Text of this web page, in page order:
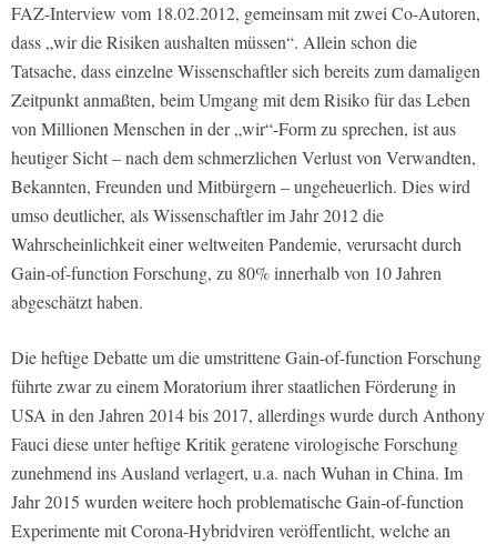
FAZ-Interview vom 18.02.2012, gemeinsam mit zwei Co-Autoren,
dass „wir die Risiken aushalten müssen“. Allein schon die
Tatsache, dass einzelne Wissenschaftler sich bereits zum damaligen
Zeitpunkt anmaßten, beim Umgang mit dem Risiko für das Leben
von Millionen Menschen in der „wir“-Form zu sprechen, ist aus
heutiger Sicht – nach dem schmerzlichen Verlust von Verwandten,
Bekannten, Freunden und Mitbürgern – ungeheuerlich. Dies wird
umso deutlicher, als Wissenschaftler im Jahr 2012 die
Wahrscheinlichkeit einer weltweiten Pandemie, verursacht durch
Gain-of-function Forschung, zu 80% innerhalb von 10 Jahren
abgeschätzt haben.
Die heftige Debatte um die umstrittene Gain-of-function Forschung
führte zwar zu einem Moratorium ihrer staatlichen Förderung in
USA in den Jahren 2014 bis 2017, allerdings wurde durch Anthony
Fauci diese unter heftige Kritik geratene virologische Forschung
zunehmend ins Ausland verlagert, u.a. nach Wuhan in China. Im
Jahr 2015 wurden weitere hoch problematische Gain-of-function
Experimente mit Corona-Hybridviren veröffentlicht, welche an